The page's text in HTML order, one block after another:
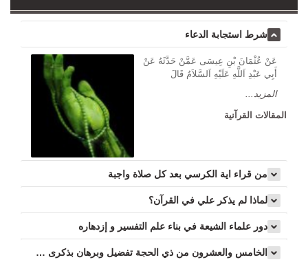
شرط استجابة الدعاء
عَنْ عُثْمَانَ بْنِ عِيسَى عَمَّنْ حَدَّثَهُ عَنْ
أَبِي عَبْدِ اَللَّهِ عَلَيْهِ اَلسَّلاَمُ قَالَ
المزيد...
المقالات القرآنية
من قراء اية الكرسي بعد كل صلاة واجبة
لماذا لم يذكر علي في القرآن؟
دور علماء الشيعة في بناء علم التفسير و إزدهاره
الخامس والعشرون من ذي الحجة تفضيل وبرهان بذكرى نزول سورة الإنسان...